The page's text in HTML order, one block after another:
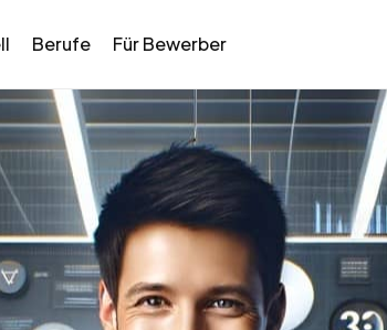
Berufe Für Bewerber